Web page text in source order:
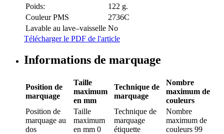
Poids:
122 g.
Couleur PMS
2736C
Lavable au lave–vaisselle No
Télécharger le PDF de l'article
Informations de marquage
Position de
marquage
Taille
maximum
en mm
Technique de
marquage
Nombre
maximum de
couleurs
Position de
marquage au
dos
Taille
maximum
en mm 0
Technique de
marquage
étiquette
Nombre
maximum de
couleurs 99